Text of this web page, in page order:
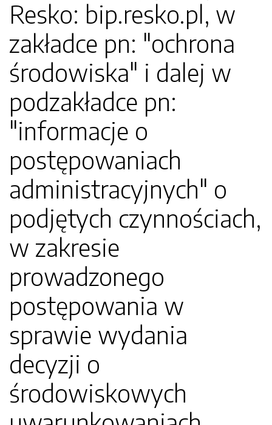
Resko: bip.resko.pl, w
zakładce pn: "ochrona
środowiska" i dalej w
podzakładce pn:
"informacje o
postępowaniach
administracyjnych" o
podjętych czynnościach,
w zakresie
prowadzonego
postępowania w
sprawie wydania
decyzji o
środowiskowych